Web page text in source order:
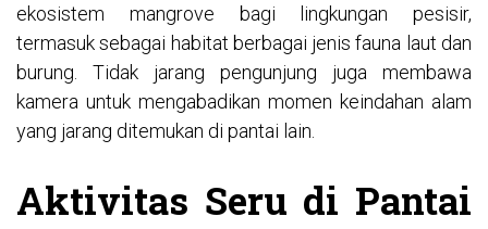
ekosistem mangrove bagi lingkungan pesisir,
termasuk sebagai habitat berbagai jenis fauna laut dan
burung. Tidak jarang pengunjung juga membawa
kamera untuk mengabadikan momen keindahan alam
yang jarang ditemukan di pantai lain.
Aktivitas Seru di Pantai